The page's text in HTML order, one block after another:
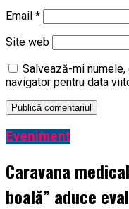
Email *
Site web
Salvează-mi
navigator pentru data
Eveniment
Caravana
boală” aduce